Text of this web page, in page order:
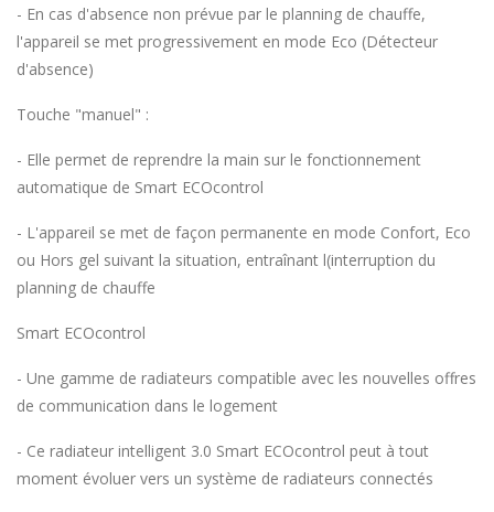
- En cas d'absence non prévue par le planning de chauffe,
l'appareil se met progressivement en mode Eco (Détecteur
d'absence)
Touche "manuel" :
- Elle permet de reprendre la main sur le fonctionnement
automatique de Smart ECOcontrol
- L'appareil se met de façon permanente en mode Confort, Eco
ou Hors gel suivant la situation, entraînant l(interruption du
planning de chauffe
Smart ECOcontrol
- Une gamme de radiateurs compatible avec les nouvelles offres
de communication dans le logement
- Ce radiateur intelligent 3.0 Smart ECOcontrol peut à tout
moment évoluer vers un système de radiateurs connectés